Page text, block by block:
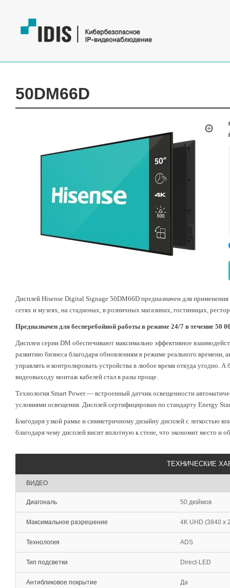
50DM66D
Дисплей Hisense Digital Signage 50DM66D предназначен для
сетях и музеях, на стадионах, в розничных магазинах, гостиницах,
Предназначен для бесперебойной работы в режиме 24/7 в течение 50
Дисплеи серии DM обеспечивают максимально эффективное
развитию бизнеса благодаря обновлениям в режиме реального времени,
управлять и контролировать устройства в любое время откуда угодно.
видеовыходу монтаж кабелей стал в разы проще.
Технология Smart Power — встроенный датчик освещенности
условиями освещения. Дисплей сертифицирован по стандарту Energy
Благодаря узкой рамке и симметричному дизайну дисплей с легкостью
благодаря чему дисплей висит вплотную к стене, что экономит место и
ТЕХНИЧЕСКИЕ
ВИДЕО
Диагональ 50 дюймов
Максимальное разрешение 4K UHD (3840 x
Технология ADS
Тип подсветки Direct-LED
Антибликовое покрытие Да